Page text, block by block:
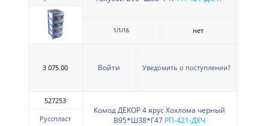
1/1/16 нет
3 075.00 Войти Уведомить о поступлении?
527253
Русспласт
Комод ДЕКОР 4 ярус Хохлома черный
В95*Ш38*Г47 РП-421-ДХЧ